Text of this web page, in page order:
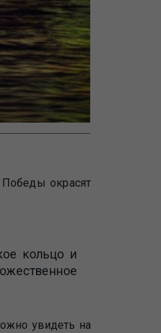
окрасят
кольцо и
увидеть на